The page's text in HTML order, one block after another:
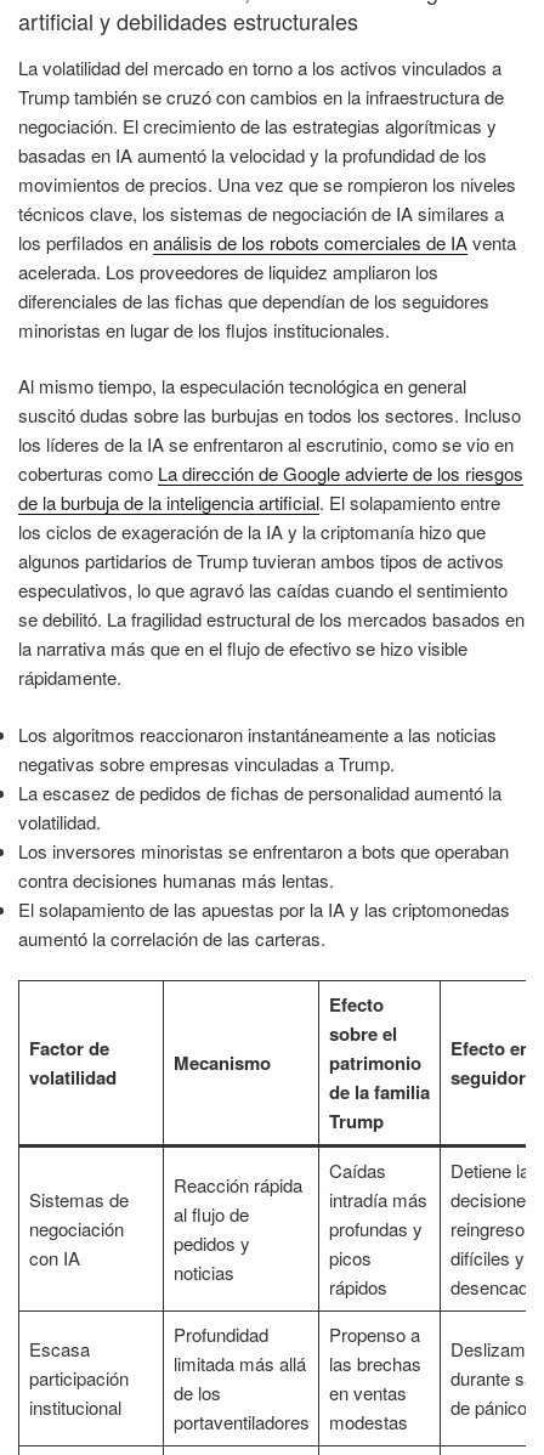
artificial y debilidades estructurales
La volatilidad del mercado en torno a los activos vinculados a
Trump también se cruzó con cambios en la infraestructura de
negociación. El crecimiento de las estrategias algorítmicas y
basadas en IA aumentó la velocidad y la profundidad de los
movimientos de precios. Una vez que se rompieron los niveles
técnicos clave, los sistemas de negociación de IA similares a
los perfilados enanálisis de los robots comerciales de IAventa
acelerada. Los proveedores de liquidez ampliaron los
diferenciales de las fichas que dependían de los seguidores
minoristas en lugar de los flujos institucionales.
Al mismo tiempo, la especulación tecnológica en general
suscitó dudas sobre las burbujas en todos los sectores. Incluso
los líderes de la IA se enfrentaron al escrutinio, como se vio en
coberturas como La dirección de Google advierte de los riesgos
de la burbuja de la inteligencia artificial. El solapamiento entre
los ciclos de exageración de la IA y la criptomanía hizo que
algunos partidarios de Trump tuvieran ambos tipos de activos
especulativos, lo que agravó las caídas cuando el sentimiento
se debilitó. La fragilidad estructural de los mercados basados en
la narrativa más que en el flujo de efectivo se hizo visible
rápidamente.
Los algoritmos reaccionaron instantáneamente a las noticias
negativas sobre empresas vinculadas a Trump.
La escasez de pedidos de fichas de personalidad aumentó la
volatilidad.
Los inversores minoristas se enfrentaron a bots que operaban
contra decisiones humanas más lentas.
El solapamiento de las apuestas por la IA y las criptomonedas
aumentó la correlación de las carteras.
Factor de
volatilidad
Mecanismo
Efecto
sobre el
patrimonio
de la familia
Trump
Efecto en
seguidores
Sistemas de
negociación
con IA
Reacción rápida
al flujo de
pedidos y
noticias
Caídas
intradía más
profundas y
picos
rápidos
Detiene las
decisiones
reingreso
difíciles y
Escasa
participación
institucional
Profundidad
limitada más allá
de los
portaventiladores
Propenso a
las brechas
en ventas
modestas
durante
de pánico